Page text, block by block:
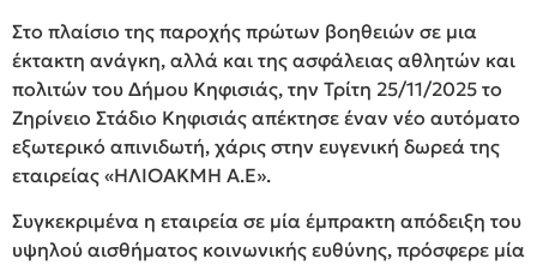
Στο πλαίσιο της παροχής πρώτων βοηθειών σε μια
έκτακτη ανάγκη, αλλά και της ασφάλειας αθλητών και
πολιτών του Δήμου Κηφισιάς, την Τρίτη 25/11/2025 το
Ζηρίνειο Στάδιο Κηφισιάς απέκτησε έναν νέο αυτόματο
εξωτερικό απινιδωτή, χάρις στην ευγενική δωρεά της
εταιρείας «ΗΛΙΟΑΚΜΗ Α.Ε».
Συγκεκριμένα η εταιρεία σε μία έμπρακτη απόδειξη του
υψηλού αισθήματος κοινωνικής ευθύνης, πρόσφερε μία